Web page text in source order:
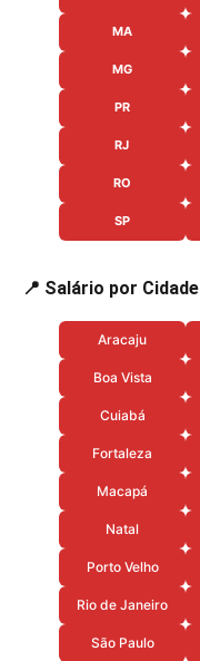
MA
MG
PR
RJ
RO
SP
📍 Salário por Cidade
Aracaju
Boa Vista
Cuiabá
Fortaleza
Macapá
Natal
Porto Velho
Rio de Janeiro
São Paulo